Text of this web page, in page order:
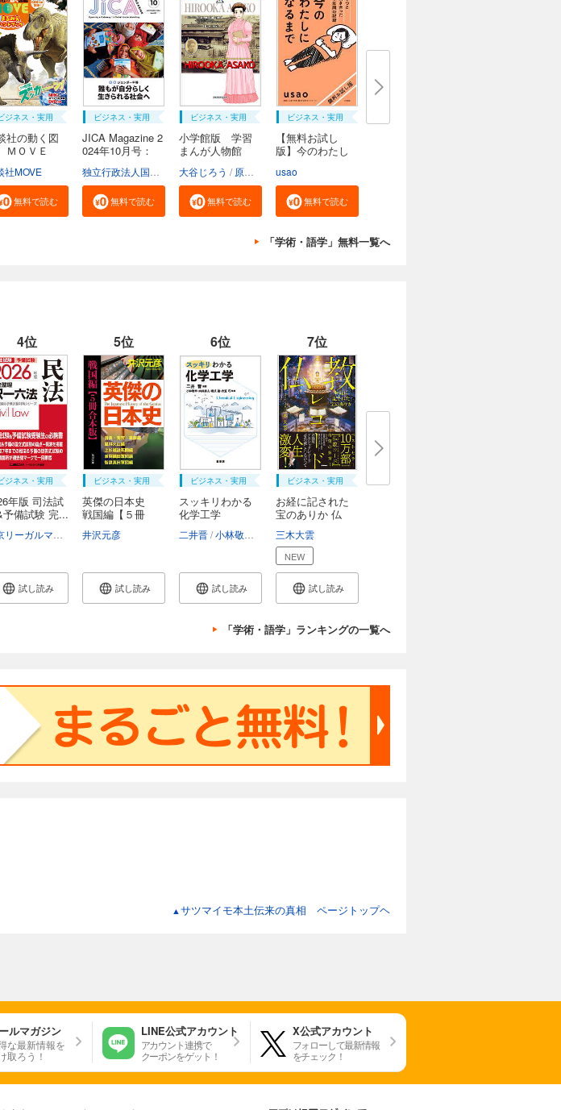
ジネス・実用
社の動く図
ＯＶＥ
社MOVE
無料で読む
ビジネス・実用
JICA Magazine 2
024年10月号：
無料で読む
ビジネス・実用
小学館版 学習
まんが人物館
大谷じろう 原口泉
無料で読む
ビジネス・実用
【無料お試し
版】今のわたし
usao
無料で読む
「学術・語学」無料一覧へ
4位
ジネス・実用
年版 司法試
予備試験 完...
試し読み
5位
ビジネス・実用
英傑の日本史
戦国編【５冊
井沢元彦
試し読み
6位
ビジネス・実用
スッキリわかる
化学工学
二井晋 小林敬幸 向井康人 橋爪進
試し読み
7位
ビジネス・実用
お経に記された
宝のありか 仏
三木大雲
NEW
試し読み
「学術・語学」ランキングの一覧へ
▲サツマイモ本土伝来の真相 ページトップヘ
ルマガジン
な最新情報を
取ろう！
LINE公式アカウント
アカウント連携で
クーポンをゲット！
X公式アカウント
フォローして最新情報
をチェック！